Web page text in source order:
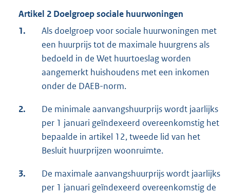
Artikel 2 Doelgroep sociale huurwoningen
1.
Als doelgroep voor sociale huurwoningen met
een huurprijs tot de maximale huurgrens als
bedoeld in de Wet huurtoeslag worden
aangemerkt huishoudens met een inkomen
onder de DAEB-norm.
2.
De minimale aanvangshuurprijs wordt jaarlijks
per 1 januari geïndexeerd overeenkomstig het
bepaalde in artikel 12, tweede lid van het
Besluit huurprijzen woonruimte.
3.
De maximale aanvangshuurprijs wordt jaarlijks
per 1 januari geïndexeerd overeenkomstig de